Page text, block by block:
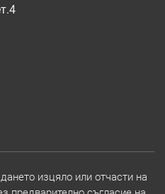
изцяло или отчасти на